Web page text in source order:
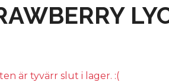
är tyvärr slut i lager. :(